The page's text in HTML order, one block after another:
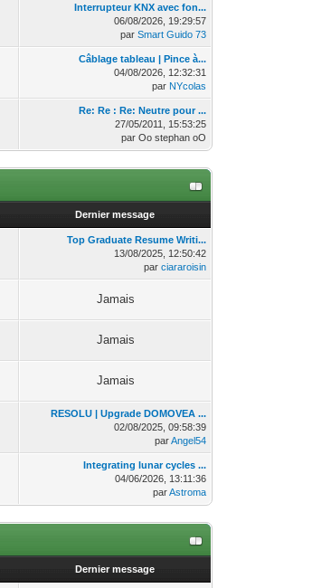
Interrupteur KNX avec fon...
06/08/2026, 19:29:57
parSmart Guido 73
Câblage tableau | Pince à...
04/08/2026, 12:32:31
par NYcolas
Re: Re : Re: Neutre pour ...
27/05/2011, 15:53:25
par Oo stephan oO
Dernier message
Top Graduate Resume Writi...
13/08/2025, 12:50:42
parciararoisin
Jamais
Jamais
Jamais
RESOLU | Upgrade DOMOVEA ...
02/08/2025, 09:58:39
parAngel54
Integrating lunar cycles ...
04/06/2026, 13:11:36
parAstroma
Dernier message